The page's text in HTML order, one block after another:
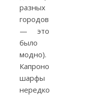
разных
городов
— это
было
модно).
Капроновые
шарфы
нередко